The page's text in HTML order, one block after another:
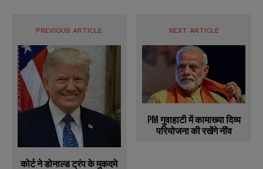
PREVIOUS ARTICLE
कोर्ट ने डोनाल्ड ट्रंप के मुकदमे
NEXT ARTICLE
PM गुवाहाटी में कामाख्या दिव्य
परियोजना की रखेंगे नींव